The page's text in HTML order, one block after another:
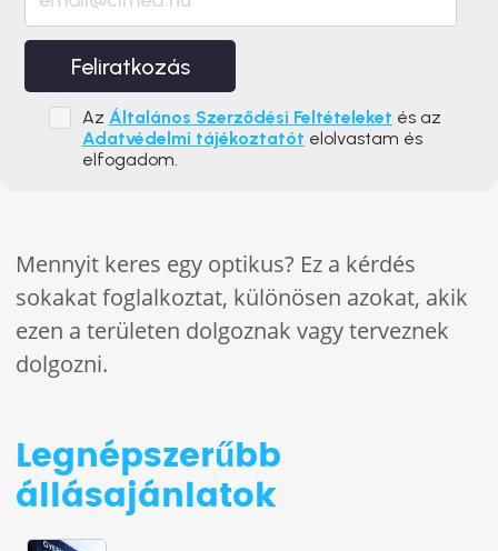
Feliratkozás
Az Általános Szerződési Feltételeket és az
Adatvédelmi tájékoztatót elolvastam és
elfogadom.
Mennyit keres egy optikus? Ez a kérdés
sokakat foglalkoztat, különösen azokat, akik
ezen a területen dolgoznak vagy terveznek
dolgozni.
Legnépszerűbb
állásajánlatok